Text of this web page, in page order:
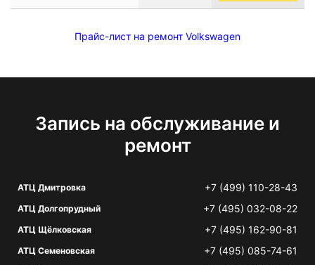
Прайс-лист на ремонт Volkswagen
Запись на обслуживание и
ремонт
АТЦ Дмитровка +7 (499) 110-28-43
АТЦ Долгопрудный +7 (495) 032-08-22
АТЦ Щёлковская +7 (495) 162-90-81
АТЦ Семеновская +7 (495) 085-74-61